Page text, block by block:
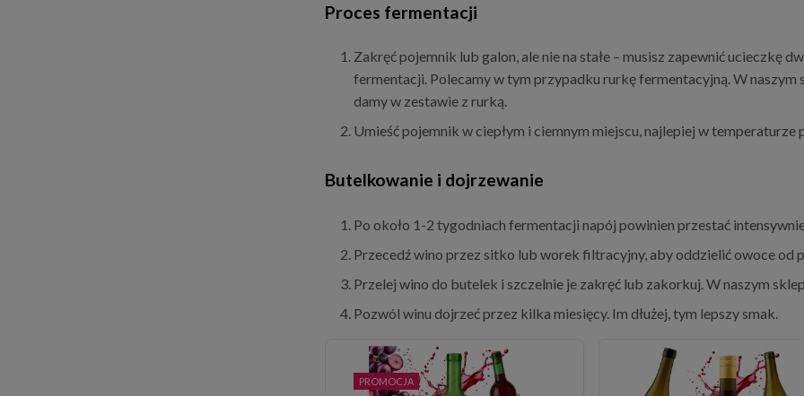
Proces fermentacji
Zakręć pojemnik lub galon, ale nie na stałe – musisz zapewnić ucieczkę
fermentacji. Polecamy w tym przypadku rurkę fermentacyjną. W
damy w zestawie z rurką.
Umieść pojemnik w ciepłym i ciemnym miejscu, najlepiej w temperaturze
Butelkowanie i dojrzewanie
Po około 1-2 tygodniach fermentacji napój powinien przestać
Przecedź wino przez sitko lub worek filtracyjny, aby oddzielić owoce od
Przelej wino do butelek i szczelnie je zakręć lub zakorkuj. W naszym
Pozwól winu dojrzeć przez kilka miesięcy. Im dłużej, tym lepszy smak.
PROMOCJA